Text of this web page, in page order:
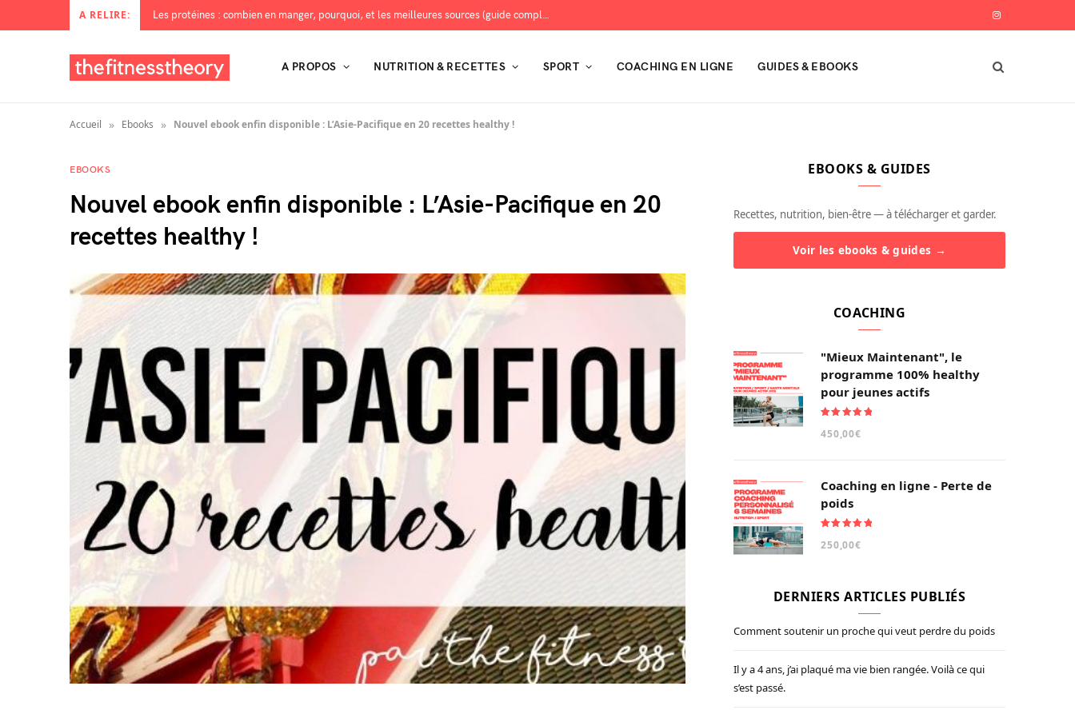
A RELIRE: Les protéines : combien en manger, pourquoi, et les meilleures sources (guide complet) I
s
A PROPOS NUTRITION & RECETTES SPORT COACHING EN LIGNE GUIDES & EBOOKS
Accueil » Ebooks » Nouvel ebook enfin disponible : L’Asie-Pacifique en 20 recettes healthy !
EBOOKS
Nouvel ebook enfin disponible : L’Asie-Pacifique en 20
recettes healthy !
EBOOKS & GUIDES
Recettes, nutrition, bien-être — à télécharger et garder.
Voir les ebooks & guides →
COACHING
"Mieux Maintenant", le
programme 100% healthy
pour jeunes actifs
sur 5
450,00€
Coaching en ligne - Perte de
poids
sur 5
250,00€
DERNIERS ARTICLES PUBLIÉS
Comment soutenir un proche qui veut perdre du poids
Il y a 4 ans, j’ai plaqué ma vie bien rangée. Voilà ce qui
s’est passé.